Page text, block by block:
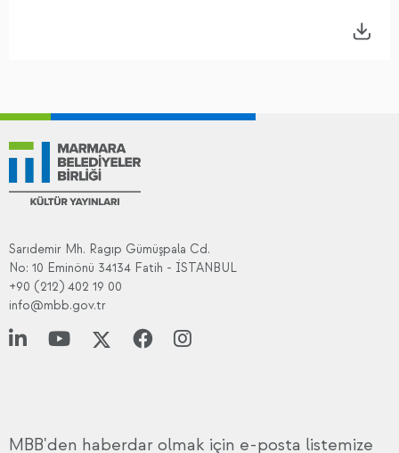
Sarıdemir Mh. Ragıp Gümüşpala Cd.
No: 10 Eminönü 34134 Fatih - İSTANBUL
+90 (212) 402 19 00
info@mbb.gov.tr
MBB'den haberdar olmak için e-posta listemize